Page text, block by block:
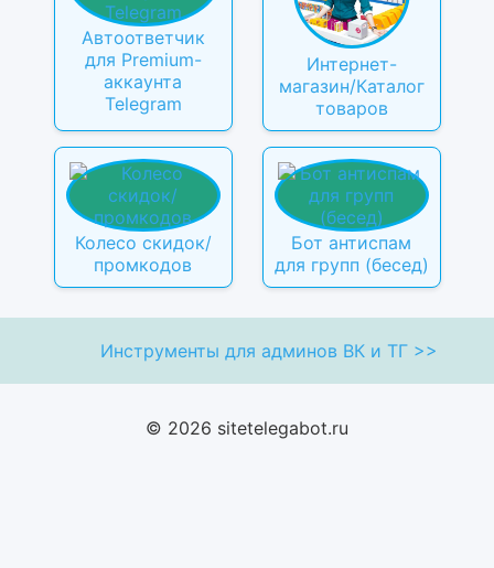
Автоответчик
для Premium-
аккаунта
Telegram
Интернет-
магазин/Каталог
товаров
Колесо скидок/
промкодов
Бот антиспам
для групп (бесед)
Инструменты для админов ВК и ТГ >>
© 2026 sitetelegabot.ru